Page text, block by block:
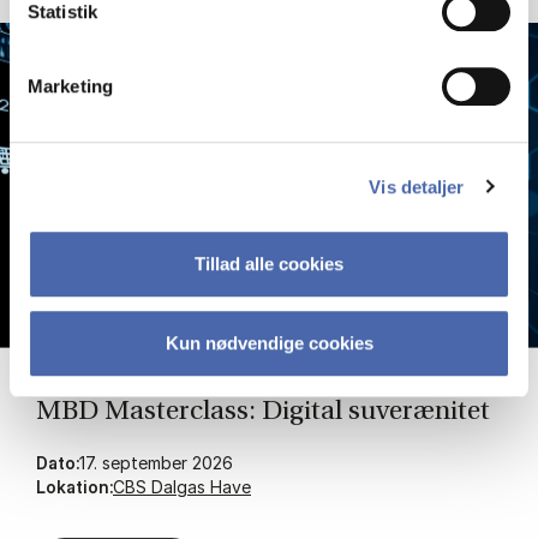
Statistik
Marketing
Vis detaljer
Tillad alle cookies
Kun nødvendige cookies
MBD Ma­sterclass: Di­gi­tal su­veræ­ni­tet
Dato:17. september 2026
Lokation:CBS Dalgas Have